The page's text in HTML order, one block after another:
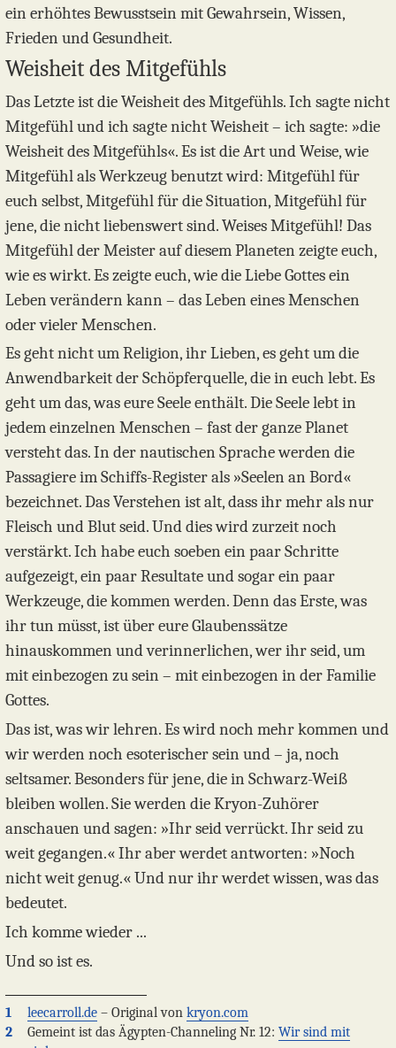
ein erhöhtes Bewusstsein mit Gewahrsein, Wissen,
Frieden und Gesundheit.
Weisheit des Mitgefühls
Das Letzte ist die Weisheit des Mitgefühls. Ich sagte nicht
Mitgefühl und ich sagte nicht Weisheit – ich sagte: »die
Weisheit des Mitgefühls«. Es ist die Art und Weise, wie
Mitgefühl als Werkzeug benutzt wird: Mitgefühl für
euch selbst, Mitgefühl für die Situation, Mitgefühl für
jene, die nicht liebenswert sind. Weises Mitgefühl! Das
Mitgefühl der Meister auf diesem Planeten zeigte euch,
wie es wirkt. Es zeigte euch, wie die Liebe Gottes ein
Leben verändern kann – das Leben eines Menschen
oder vieler Menschen.
Es geht nicht um Religion, ihr Lieben, es geht um die
Anwendbarkeit der Schöpferquelle, die in euch lebt. Es
geht um das, was eure Seele enthält. Die Seele lebt in
jedem einzelnen Menschen – fast der ganze Planet
versteht das. In der nautischen Sprache werden die
Passagiere im Schiffs-Register als »Seelen an Bord«
bezeichnet. Das Verstehen ist alt, dass ihr mehr als nur
Fleisch und Blut seid. Und dies wird zurzeit noch
verstärkt. Ich habe euch soeben ein paar Schritte
aufgezeigt, ein paar Resultate und sogar ein paar
Werkzeuge, die kommen werden. Denn das Erste, was
ihr tun müsst, ist über eure Glaubenssätze
hinauskommen und verinnerlichen, wer ihr seid, um
mit einbezogen zu sein – mit einbezogen in der Familie
Gottes.
Das ist, was wir lehren. Es wird noch mehr kommen und
wir werden noch esoterischer sein und – ja, noch
seltsamer. Besonders für jene, die in Schwarz-Weiß
bleiben wollen. Sie werden die Kryon-Zuhörer
anschauen und sagen: »Ihr seid verrückt. Ihr seid zu
weit gegangen.« Ihr aber werdet antworten: »Noch
nicht weit genug.« Und nur ihr werdet wissen, was das
bedeutet.
Ich komme wieder ...
Und so ist es.
1 leecarroll.de – Original von kryon.com
2
Gemeint ist das Ägypten-Channeling Nr. 12: Wir sind mit